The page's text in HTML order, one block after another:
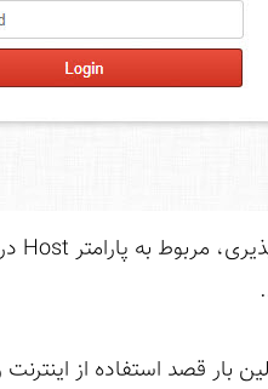
بار قصد استفاده از